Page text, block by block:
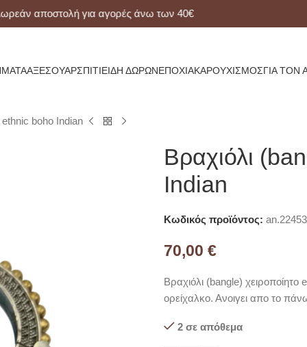
αποστολή για αγορές άνω των 40€
ΑΞΕΣΟΥΆΡΣΠΊΤΙΕΊΔΗ ΔΏΡΩΝΕΠΟΧΙΑΚΆΡΟΥΧΙΣΜΌΣΓΙΑ ΤΟΝ
ethnic boho Indian
Βραχιόλι
Indian
Κωδικός προϊόντος: an.22453
70,00 €
Βραχιόλι (bangle)
ορείχαλκο. Ανοιγει απο το
2 σε απόθεμα